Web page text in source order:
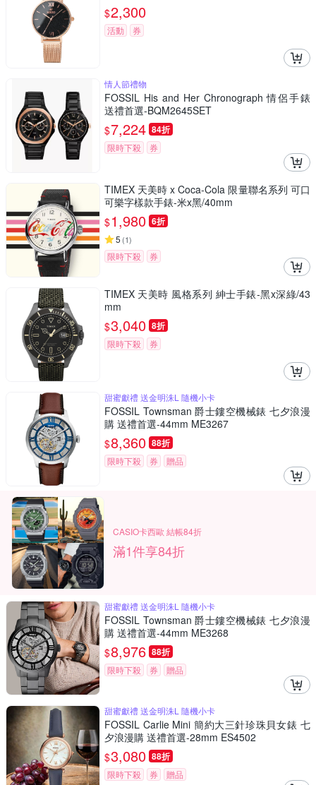
$2,300
活動 券
情人節禮物
FOSSIL His and Her Chronograph 情侶手錶
送禮首選-BQM2645SET
$7,224 84折
限時下殺 券
TIMEX 天美時 x Coca-Cola 限量聯名系列 可口
可樂字樣款手錶-米x黑/40mm
$1,980 6折
5 (1)
限時下殺 券
TIMEX 天美時 風格系列 紳士手錶-黑x深綠/43
mm
$3,040 8折
限時下殺 券
甜蜜獻禮 送金明洙L 隨機小卡
FOSSIL Townsman 爵士鏤空機械錶 七夕浪漫
購 送禮首選-44mm ME3267
$8,360 88折
限時下殺 券 贈品
CASIO卡西歐 結帳84折
滿1件享84折
甜蜜獻禮 送金明洙L 隨機小卡
FOSSIL Townsman 爵士鏤空機械錶 七夕浪漫
購 送禮首選-44mm ME3268
$8,976 88折
限時下殺 券 贈品
甜蜜獻禮 送金明洙L 隨機小卡
FOSSIL Carlie Mini 簡約大三針珍珠貝女錶 七
夕浪漫購 送禮首選-28mm ES4502
$3,080 88折
限時下殺 券 贈品